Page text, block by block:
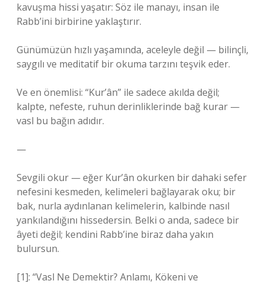
kavuşma hissi yaşatır: Söz ile manayı, insan ile
Rabb’ini birbirine yaklaştırır.
Günümüzün hızlı yaşamında, aceleyle değil — bilinçli,
saygılı ve meditatif bir okuma tarzını teşvik eder.
Ve en önemlisi: “Kur’ân” ile sadece akılda değil;
kalpte, nefeste, ruhun derinliklerinde bağ kurar —
vasl bu bağın adıdır.
—
Sevgili okur — eğer Kur’ân okurken bir dahaki sefer
nefesini kesmeden, kelimeleri bağlayarak oku; bir
bak, nurla aydınlanan kelimelerin, kalbinde nasıl
yankılandığını hissedersin. Belki o anda, sadece bir
âyeti değil; kendini Rabb’ine biraz daha yakın
bulursun.
[1]: “Vasl Ne Demektir? Anlamı, Kökeni ve